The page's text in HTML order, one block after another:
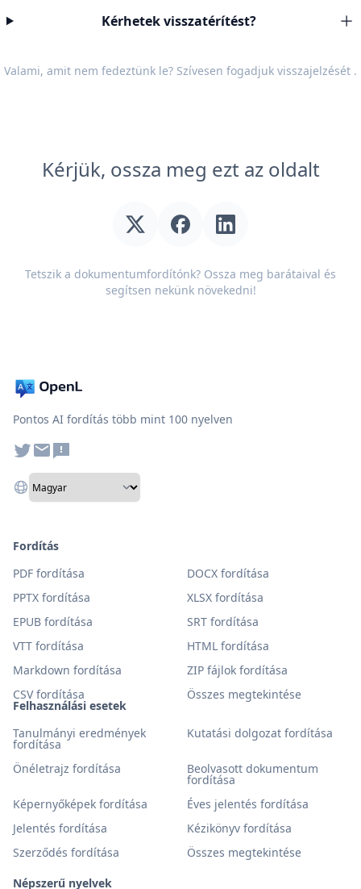
Kérhetek visszatérítést?
Valami, amit nem fedeztünk le? Szívesen fogadjuk visszajelzését .
Kérjük, ossza meg ezt az oldalt
Tetszik a dokumentumfordítónk? Ossza meg barátaival és
segítsen nekünk növekedni!
Pontos AI fordítás több mint 100 nyelven
Felhasználási esetek
Tanulmányi eredmények
fordítása
Kutatási dolgozat fordítása
Önéletrajz fordítása Beolvasott dokumentum
fordítása
Képernyőképek fordítása
Éves jelentés fordítása
Jelentés fordítása
Kézikönyv fordítása
Szerződés fordítása
Összes megtekintése
Népszerű nyelvek
Fordítás
PDF fordítása
DOCX fordítása
PPTX fordítása
XLSX fordítása
EPUB fordítása
SRT fordítása
VTT fordítása
HTML fordítása
Markdown fordítása
ZIP fájlok fordítása
CSV fordítása
Összes megtekintése